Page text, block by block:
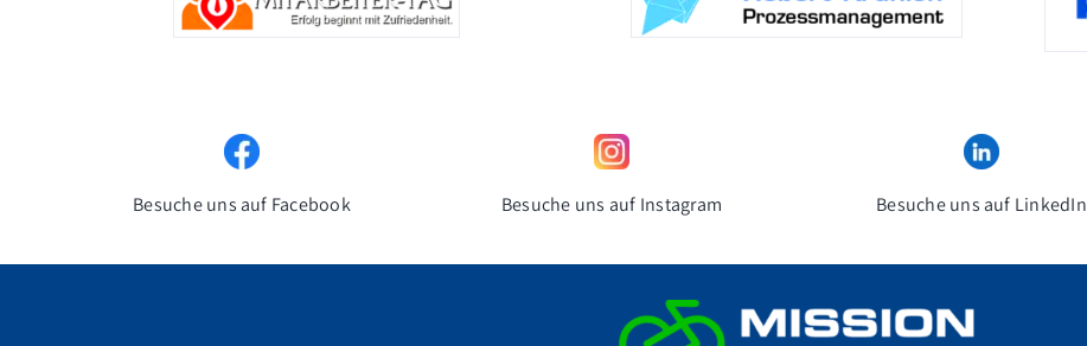
Besuche uns auf Facebook Besuche uns auf Instagram Besuche uns auf LinkedIn